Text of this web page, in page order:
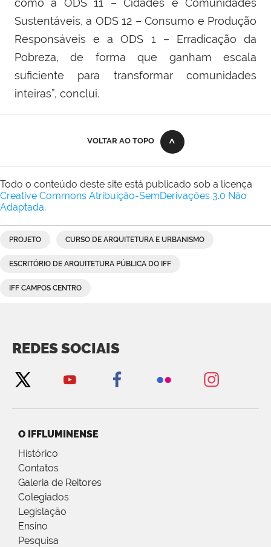
como a ODS 11 – Cidades e Comunidades
Sustentáveis, a ODS 12 – Consumo e Produção
Responsáveis e a ODS 1 – Erradicação da
Pobreza, de forma que ganham escala
suficiente para transformar comunidades
inteiras”, conclui.
VOLTAR AO TOPO
Todo o conteúdo deste site está publicado sob a licença
Creative Commons Atribuição-SemDerivações 3.0 Não
Adaptada.
PROJETO CURSO DE ARQUITETURA E URBANISMO
ESCRITÓRIO DE ARQUITETURA PÚBLICA DO IFF
IFF CAMPOS CENTRO
REDES SOCIAIS
O IFFLUMINENSE
Histórico
Contatos
Galeria de Reitores
Colegiados
Legislação
Ensino
Pesquisa